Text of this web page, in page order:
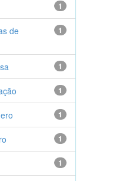
1
1
de
1
1
1
1
1